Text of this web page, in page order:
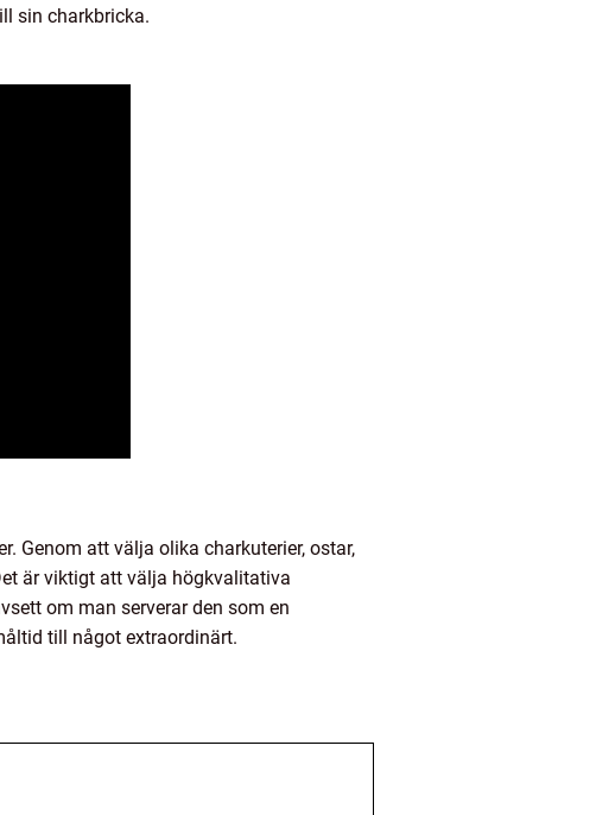
sin charkbricka.
Genom att välja olika charkuterier, ostar,
är viktigt att välja högkvalitativa
om man serverar den som en
till något extraordinärt.